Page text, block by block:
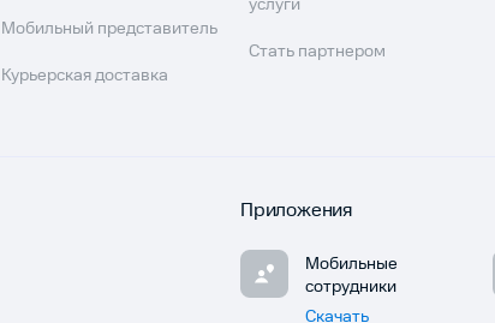
Мобильный представитель
Курьерская доставка
услуги
Стать партнером
Приложения
Мобильные
сотрудники
Скачать